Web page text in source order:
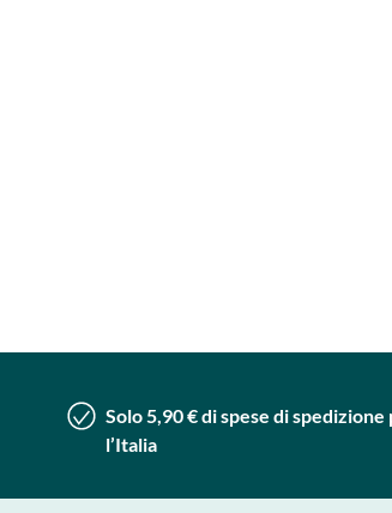
Solo 5,90 € di spese di spedizione
l’Italia